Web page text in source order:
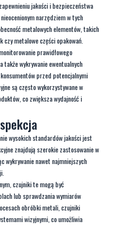
jakości i bezpieczeństwa
narzędziem w tych
metalowych elementów, takich
czy metalowe części opakowań.
prawidłowego
także wykrywanie ewentualnych
przed potencjalnymi
są często wykorzystywane w
co zwiększa wydajność i
wysokich standardów jakości jest
znajdują szerokie zastosowanie w
wykrywanie nawet najmniejszych
czujniki te mogą być
lub sprawdzania wymiarów
obróbki metali, czujniki
wizyjnymi, co umożliwia